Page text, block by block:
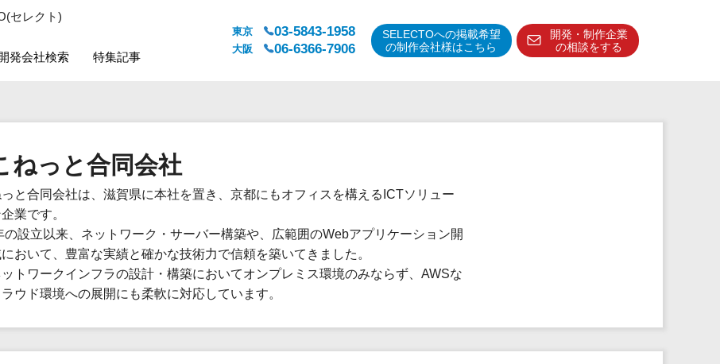
セレクト)
発会社検索 特集記事
東京 03-5843-1958
大阪 06-6366-7906
SELECTOへの掲載希望
の制作会社様はこちら
開発・制作企業
の相談をする
WEBサービス
人事（労務管理）
人事（採用・評価・教育）
経理・会計・財務
法務・総務
販売管理システム
マーケティング
ねっと合同会社
と合同会社は、滋賀県に本社を置き、京都にもオフィスを構えるICTソリュー
業です。
の設立以来、ネットワーク・サーバー構築や、広範囲のWebアプリケーション開
おいて、豊富な実績と確かな技術力で信頼を築いてきました。
トワークインフラの設計・構築においてオンプレミス環境のみならず、AWSな
ウド環境への展開にも柔軟に対応しています。